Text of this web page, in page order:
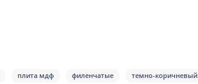
плита мдф филенчатые темно-коричневый